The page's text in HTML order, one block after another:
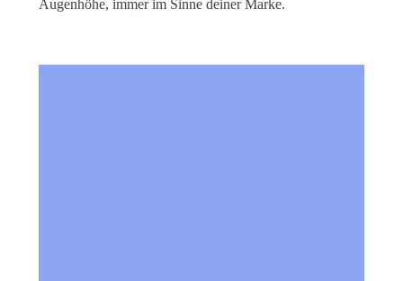
Augenhöhe, immer im Sinne deiner Marke.